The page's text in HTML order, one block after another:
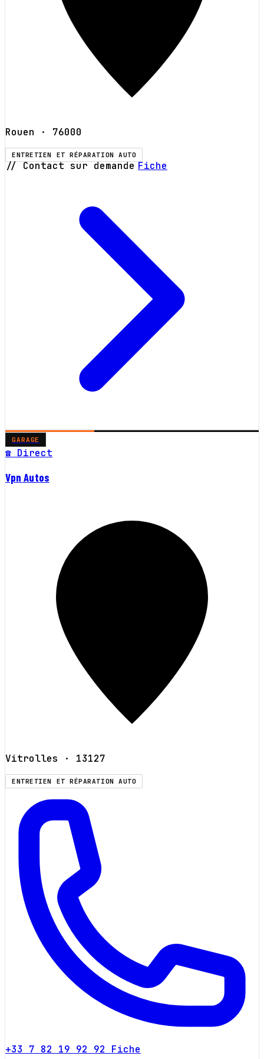
Rouen · 76000
ENTRETIEN ET RÉPARATION AUTO
// Contact sur demande Fiche
GARAGE
☎ Direct
Vpn Autos
Vitrolles · 13127
ENTRETIEN ET RÉPARATION AUTO
+33 7 82 19 92 92 Fiche